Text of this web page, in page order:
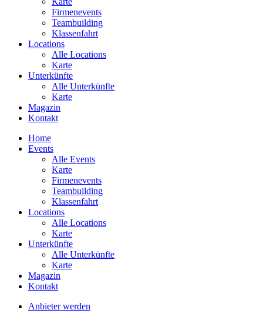
Firmenevents
Teambuilding
Klassenfahrt
Locations
Alle Locations
Karte
Unterkünfte
Alle Unterkünfte
Karte
Magazin
Kontakt
Home
Events
Alle Events
Karte
Firmenevents
Teambuilding
Klassenfahrt
Locations
Alle Locations
Karte
Unterkünfte
Alle Unterkünfte
Karte
Magazin
Kontakt
Anbieter werden